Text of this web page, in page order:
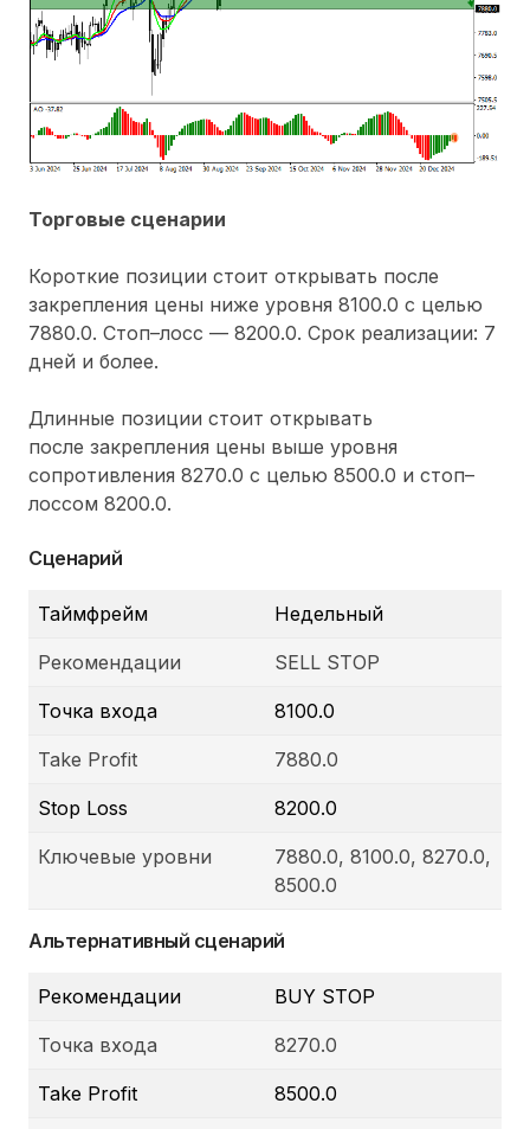
Торговые сценарии
Короткие позиции стоит открывать после
закрепления цены ниже уровня 8100.0 с целью
7880.0. Стоп–лосс — 8200.0. Срок реализации: 7
дней и более.
Длинные позиции стоит открывать
после закрепления цены выше уровня
сопротивления 8270.0 с целью 8500.0 и стоп–
лоссом 8200.0.
Сценарий
Таймфрейм Недельный
Рекомендации SELL STOP
Точка входа 8100.0
Take Profit 7880.0
Stop Loss 8200.0
Ключевые уровни
7880.0, 8100.0, 8270.0,
8500.0
Альтернативный сценарий
Рекомендации BUY STOP
Точка входа 8270.0
Take Profit 8500.0